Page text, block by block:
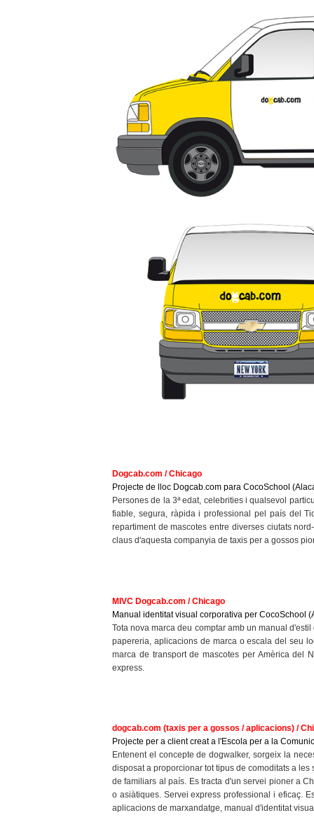
Dogcab.com / Chicago
Projecte de lloc Dogcab.com para CocoSchool
Persones de la 3ª edat, celebrities i qualsevol
fiable, segura, ràpida i professional pel país del
repartiment de mascotes entre diverses ciutats
claus d'aquesta companyia de taxis per a gossos
MIVC Dogcab.com / Chicago
Manual identitat visual corporativa per CocoSchool
Tota nova marca deu comptar amb un manual
papereria, aplicacions de marca o escala del seu
marca de transport de mascotes per Amèrica del
express.
dogcab.com (taxis per a gossos / aplicacions) /
Projecte per a client creat a l'Escola per a la
Entenent el concepte de dogwalker, sorgeix la
disposat a proporcionar tot tipus de comoditats a
de familiars al país. Es tracta d'un servei pioner a
o asiàtiques. Servei express professional i eficaç.
aplicacions de marxandatge, manual d'identitat